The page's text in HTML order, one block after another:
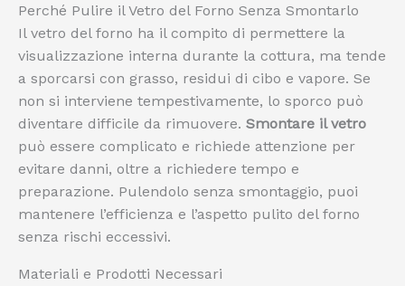
Perché Pulire il Vetro del Forno Senza Smontarlo
Il vetro del forno ha il compito di permettere la
visualizzazione interna durante la cottura, ma tende
a sporcarsi con grasso, residui di cibo e vapore. Se
non si interviene tempestivamente, lo sporco può
diventare difficile da rimuovere. Smontare il vetro
può essere complicato e richiede attenzione per
evitare danni, oltre a richiedere tempo e
preparazione. Pulendolo senza smontaggio, puoi
mantenere l’efficienza e l’aspetto pulito del forno
senza rischi eccessivi.
Materiali e Prodotti Necessari